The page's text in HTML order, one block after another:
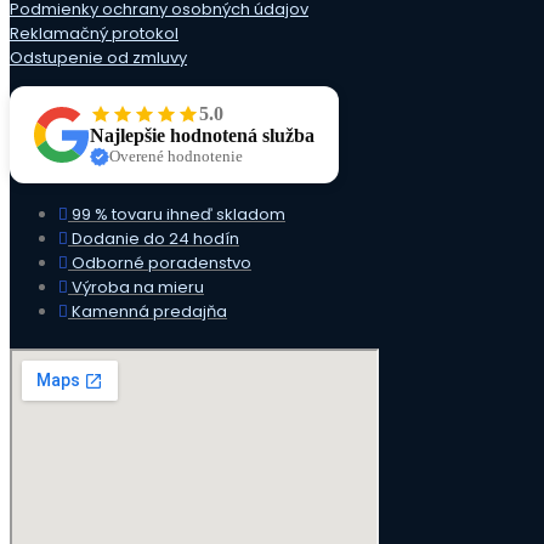
Podmienky ochrany osobných údajov
Reklamačný protokol
Odstupenie od zmluvy
5.0
Najlepšie hodnotená služba
Overené hodnotenie
99 % tovaru ihneď skladom
Dodanie do 24 hodín
Odborné poradenstvo
Výroba na mieru
Kamenná predajňa